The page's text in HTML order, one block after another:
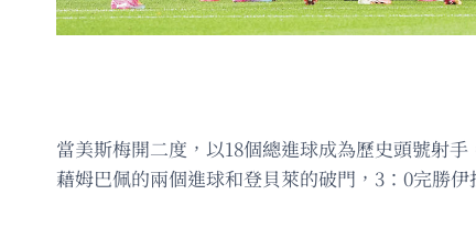
當美斯梅開二度，以18個總進球成為歷史頭號射
藉姆巴佩的兩個進球和登貝萊的破門，3：0完勝